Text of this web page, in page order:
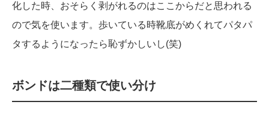
化した時、おそらく剥がれるのはここからだと思われる
ので気を使います。歩いている時靴底がめくれてパタパ
タするようになったら恥ずかしいし(笑)
ボンドは二種類で使い分け